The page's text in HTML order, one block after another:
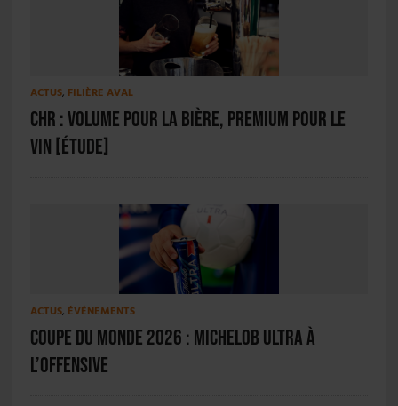
ACTUS, FILIÈRE AVAL
CHR : volume pour la bière, premium pour le
vin [ÉTUDE]
ACTUS, ÉVÉNEMENTS
Coupe du Monde 2026 : Michelob Ultra à
l’offensive